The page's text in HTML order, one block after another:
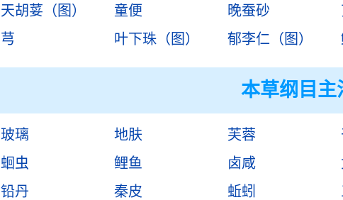
天胡荽（图）
童便 晚蚕砂
芎
叶下珠（图） 郁李仁（图）
本草纲目主
玻璃 地肤 芙蓉
蛔虫
鲤鱼 卤咸
铅丹
秦皮 蚯蚓